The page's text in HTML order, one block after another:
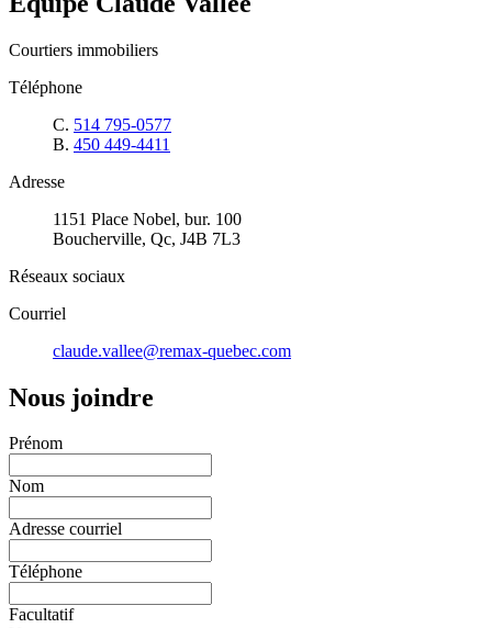
Courtiers immobiliers
Téléphone
C. 514 795-0577
B. 450 449-4411
Adresse
1151 Place Nobel, bur. 100
Boucherville, Qc, J4B 7L3
Réseaux sociaux
Courriel
claude.vallee@remax-quebec.com
Nous joindre
Prénom
Nom
Adresse courriel
Téléphone
Facultatif